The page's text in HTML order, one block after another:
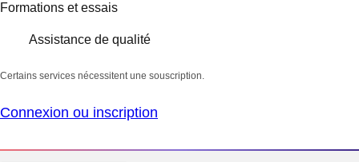
Formations et essais
Assistance de qualité
Certains services nécessitent une souscription.
Connexion ou inscription